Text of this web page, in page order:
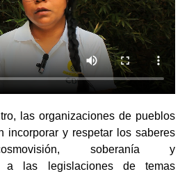
las organizaciones de pueblos
incorporar y respetar los saberes
soberanía y
a las legislaciones de temas